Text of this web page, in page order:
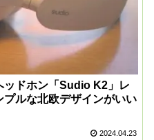
ッドホン「Sudio K2」レ
プルな北欧デザインがいい
2024.04.23